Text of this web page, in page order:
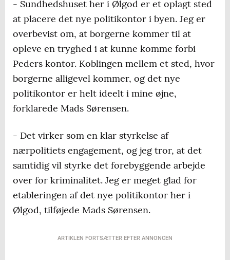
- Sundhedshuset her i Ølgod er et oplagt sted
at placere det nye politikontor i byen. Jeg er
overbevist om, at borgerne kommer til at
opleve en tryghed i at kunne komme forbi
Peders kontor. Koblingen mellem et sted, hvor
borgerne alligevel kommer, og det nye
politikontor er helt ideelt i mine øjne,
forklarede Mads Sørensen.
- Det virker som en klar styrkelse af
nærpolitiets engagement, og jeg tror, at det
samtidig vil styrke det forebyggende arbejde
over for kriminalitet. Jeg er meget glad for
etableringen af det nye politikontor her i
Ølgod, tilføjede Mads Sørensen.
ARTIKLEN FORTSÆTTER EFTER ANNONCEN